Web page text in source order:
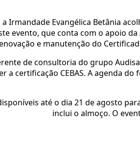
Irmandade Evangélica Betânia
evento, que conta com o apoio
e manutenção do
de consultoria do grupo
a certificação CEBAS. A agenda
até o dia 21 de agosto
inclui o almoço. O